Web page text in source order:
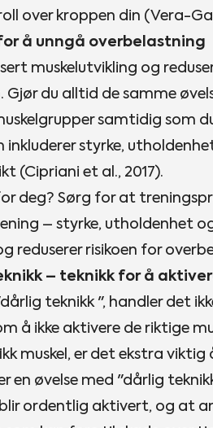
over kroppen din (Vera-
å unngå overbelastning
muskelutvikling og
Gjør du alltid de samme
samtidig som
inkluderer styrke,
(Cipriani et al., 2017).
deg? Sørg for at
– styrke, utholdenhet
reduserer risikoen for
– teknikk for å
teknikk ", handler det
å ikke aktivere de riktige
muskel, er det ekstra
en øvelse med "dårlig
blir ordentlig aktivert, og at